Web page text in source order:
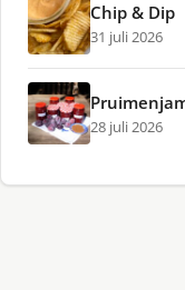
Chip & Dip
31 juli 2026
28 juli 2026